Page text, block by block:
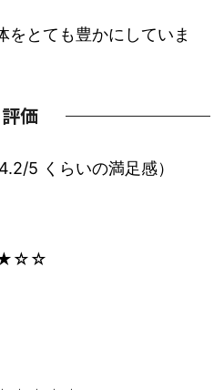
をとても豊かにしていま
評価
くらいの満足感）